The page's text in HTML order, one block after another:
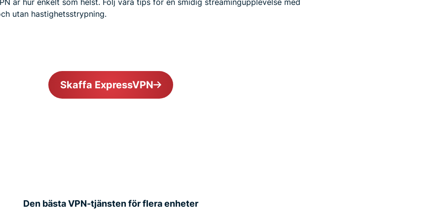
är hur enkelt som helst. Följ våra tips för en smidig streamingupplevelse med
utan hastighetsstrypning.
Skaffa ExpressVPN
Den bästa VPN-tjänsten för flera enheter